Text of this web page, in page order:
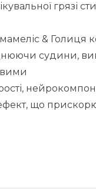
грязі
&
судини,
ефект, що